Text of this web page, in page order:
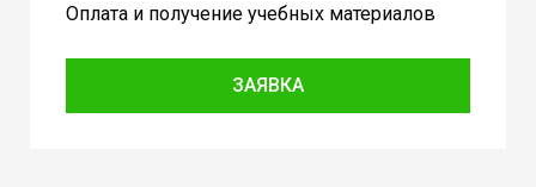
Оплата и получение учебных материалов
ЗАЯВКА